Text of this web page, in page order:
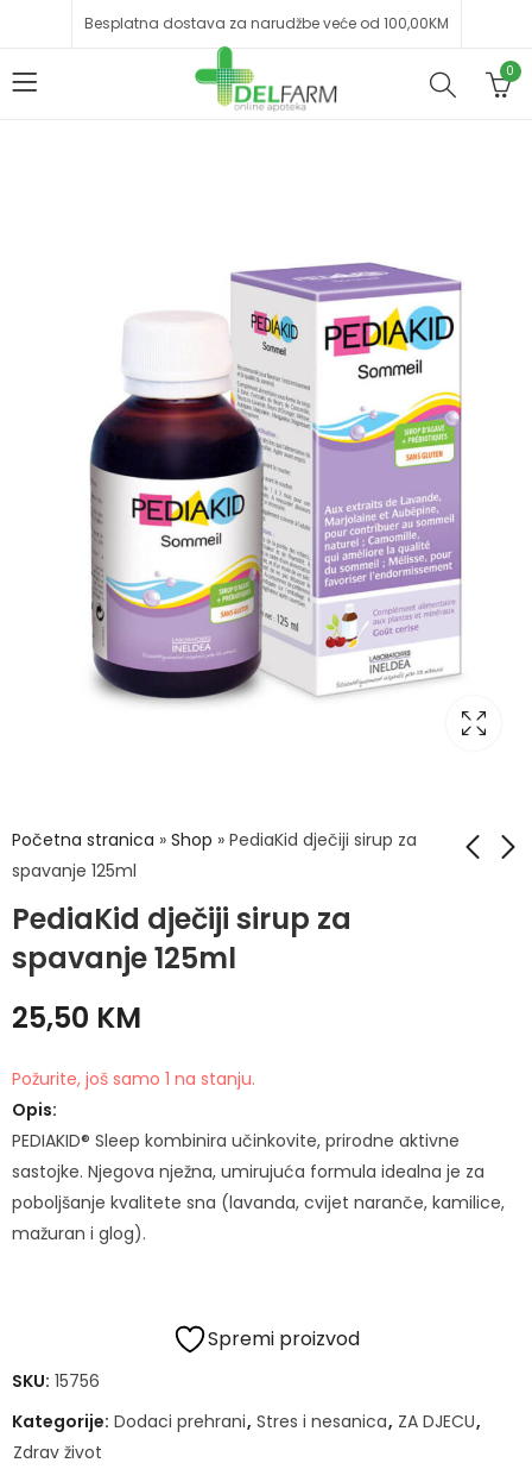
Besplatna dostava za narudžbe veće od 100,00KM
0
Početna stranica » Shop » PediaKid dječiji sirup za
spavanje 125ml
PediaKid dječiji sirup za
spavanje 125ml
AVÉNE COUVRANCE
25,50 KM
Požurite, još samo 1 na stanju.
Opis:
PEDIAKID® Sleep kombinira učinkovite, prirodne aktivne
sastojke. Njegova nježna, umirujuća formula idealna je za
poboljšanje kvalitete sna (lavanda, cvijet naranče, kamilice,
mažuran i glog).
Spremi proizvod
SKU: 15756
Kategorije: Dodaci prehrani, Stres i nesanica, ZA DJECU,
Zdrav život